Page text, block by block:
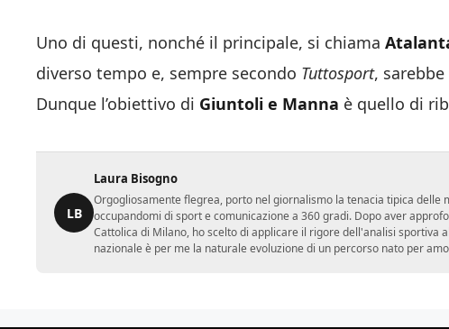
Uno di questi, nonché il principale, si chiama
diverso tempo e, sempre secondo Tuttosport,
Dunque l’obiettivo di Giuntoli e Manna è quello di
LB
Laura Bisogno
Orgogliosamente flegrea, porto nel giornalismo la tenacia tipica delle
occupandomi di sport e comunicazione a 360 gradi. Dopo aver
Cattolica di Milano, ho scelto di applicare il rigore dell'analisi sportiva
nazionale è per me la naturale evoluzione di un percorso nato per